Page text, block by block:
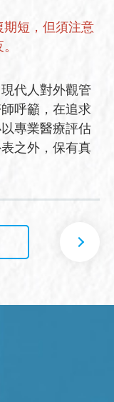
期短，但須注意
代人對外觀管
呼籲，在追求
專業醫療評估
之外，保有真